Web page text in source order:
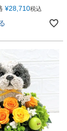
¥28,710税込